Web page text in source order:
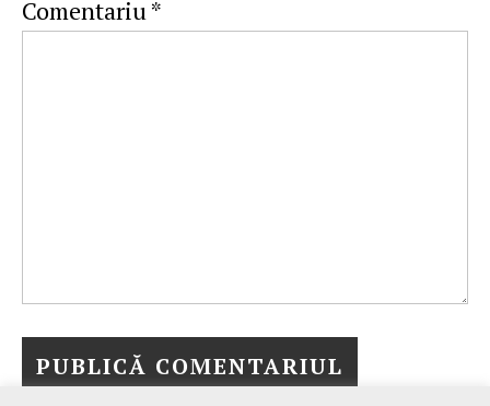
Comentariu*